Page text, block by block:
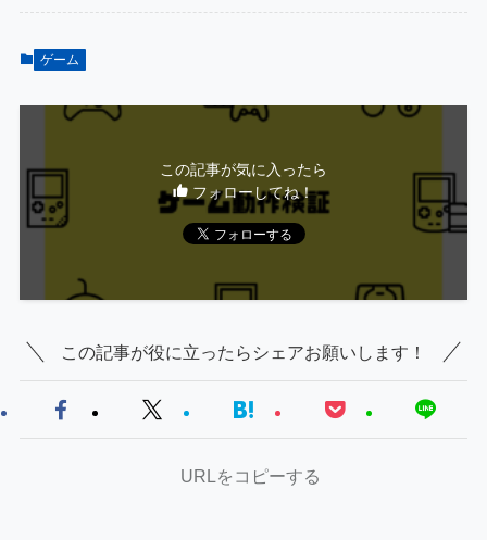
ゲーム
この記事が気に入ったら
フォローしてね！
この記事が役に立ったらシェアお願いします！
URLをコピーする